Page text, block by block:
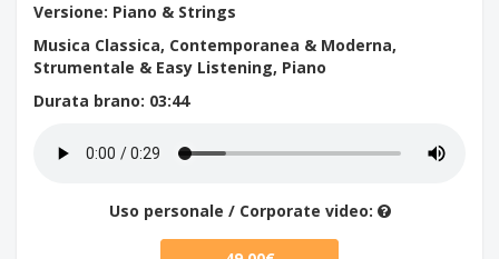
Versione: Piano & Strings
Musica Classica, Contemporanea & Moderna,
Strumentale & Easy Listening, Piano
Durata brano: 03:44
Uso personale / Corporate video: